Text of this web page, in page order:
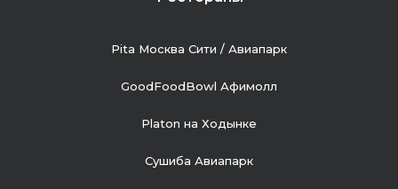
Pita Москва Сити / Авиапарк
GoodFoodBowl Афимолл
Platon на Ходынке
Сушиба Авиапарк